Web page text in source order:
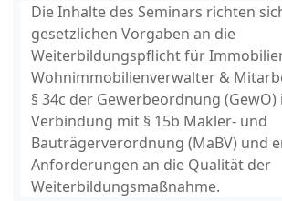
Die Inhalte des Seminars richten
gesetzlichen Vorgaben an die
Weiterbildungspflicht für
Wohnimmobilienverwalter &
§ 34c der Gewerbeordnung (GewO)
Verbindung mit § 15b Makler- und
Bauträgerverordnung (MaBV) und
Anforderungen an die Qualität der
Weiterbildungsmaßnahme.